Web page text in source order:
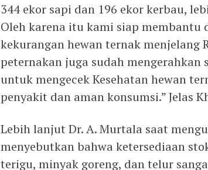
344 ekor sapi dan 196 ekor kerbau,
Oleh karena itu kami siap membantu
kekurangan hewan ternak menjelang
peternakan juga sudah
untuk mengecek Kesehatan hewan
penyakit dan aman konsumsi.” Jelas
Lebih lanjut Dr. A. Murtala saat
menyebutkan bahwa ketersediaan
terigu, minyak goreng, dan telur